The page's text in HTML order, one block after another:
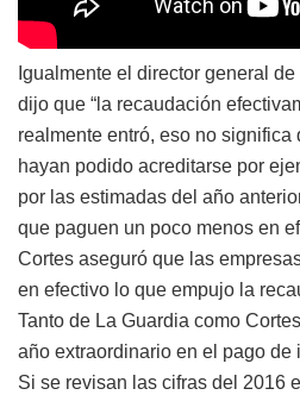
Igualmente el director general
dijo que “la recaudación
realmente entró, eso no significa
hayan podido acreditarse por
por las estimadas del año
que paguen un poco menos en
Cortes aseguró que las
en efectivo lo que empujo la
Tanto de La Guardia como
año extraordinario en el pago de
Si se revisan las cifras del 2016